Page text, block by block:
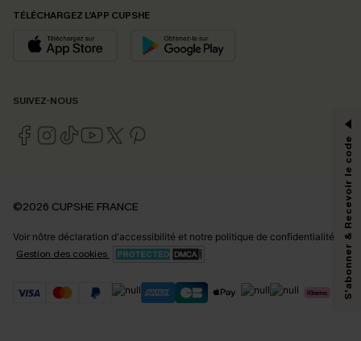
TÉLÉCHARGEZ L’APP CUPSHE
SUIVEZ-NOUS
©2026 CUPSHE FRANCE
Voir nôtre déclaration d'accessibilité et notre politique de confidentialité.
Gestion des cookies
*Un code par commande, valable une seule fois.
marketing (y compris du contenu généré par l'IA) de Cupshe et
pouvons utiliser les données collectées sur notre site ainsi que des
technologies de suivi, telles que des pixels intégrés à nos e-mails, afin de
produits susceptibles de vous intéresser, conformément à notre Politique de
confidentialité
. Vous pouvez vous désabonner à tout moment.
S'abonner & Recevoir le code